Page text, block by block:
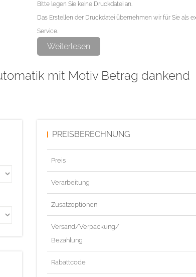
Bitte legen Sie keine Druckdatei an.
Das Erstellen der Druckdatei übernehmen wir für Sie als
Service.
Weiterlesen
mit Motiv Betrag dankend
PREISBERECHNUNG
Preis
Verarbeitung
Zusatzoptionen
Versand/Verpackung/
Bezahlung
Rabattcode